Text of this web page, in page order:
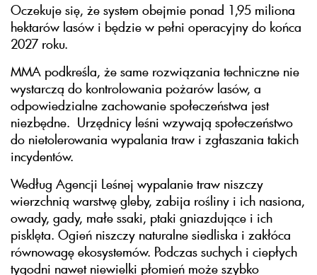
Oczekuje się, że system obejmie ponad 1,95 miliona
hektarów lasów i będzie w pełni operacyjny do końca
2027 roku.
MMA podkreśla, że same rozwiązania techniczne nie
wystarczą do kontrolowania pożarów lasów, a
odpowiedzialne zachowanie społeczeństwa jest
niezbędne. Urzędnicy leśni wzywają społeczeństwo
do nietolerowania wypalania traw i zgłaszania takich
incydentów.
Według Agencji Leśnej wypalanie traw niszczy
wierzchnią warstwę gleby, zabija rośliny i ich nasiona,
owady, gady, małe ssaki, ptaki gniazdujące i ich
pisklęta. Ogień niszczy naturalne siedliska i zakłóca
równowagę ekosystemów. Podczas suchych i ciepłych
tygodni nawet niewielki płomień może szybko